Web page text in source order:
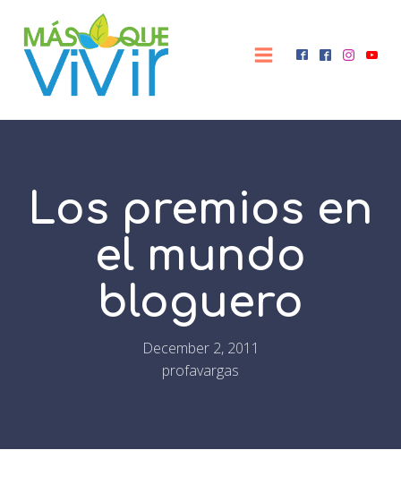
Los premios en
el mundo
bloguero
December 2, 2011
profavargas